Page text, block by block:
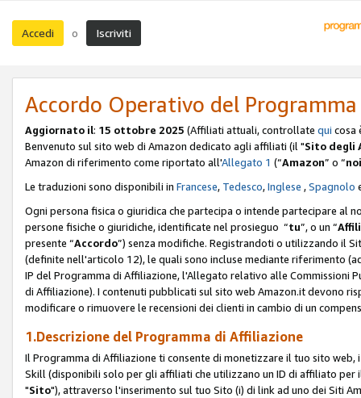
Accedi o Iscriviti
Accordo Operativo del
Aggiornato il: 15 ottobre 2025 (Affiliati attuali, controllate qui cosa
Benvenuto sul sito web di Amazon dedicato agli affiliati (il "Sito degli
Amazon di riferimento come riportato all'Allegato 1 (“Amazon” o “noi
Le traduzioni sono disponibili in Francese, Tedesco,Inglese ,Spagnolo
Ogni persona fisica o giuridica che partecipa o intende partecipare al
persone fisiche o giuridiche, identificate nel prosieguo “tu”, o un “
presente “Accordo”) senza modifiche. Registrandoti o utilizzando il
(definite nell'articolo 12), le quali sono incluse mediante riferimento
IP del Programma di Affiliazione, l'Allegato relativo alle Commissioni
di Affiliazione). I contenuti pubblicati sul sito web Amazon.it devono
modificare o rimuovere le recensioni dei clienti in cambio di un
1.Descrizione del Programma di Affiliazione
Il Programma di Affiliazione ti consente di monetizzare il tuo sito
Skill (disponibili solo per gli affiliati che utilizzano un ID di affiliato per
"Sito"), attraverso l'inserimento sul tuo Sito (i) di link ad uno dei Siti